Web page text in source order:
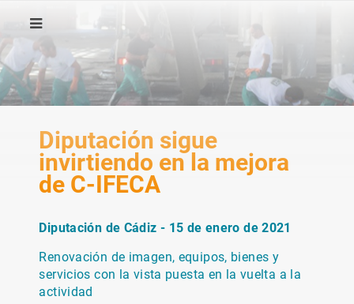
Diputación sigue
invirtiendo en la mejora
de C-IFECA
Diputación de Cádiz - 15 de enero de 2021
Renovación de imagen, equipos, bienes y
servicios con la vista puesta en la vuelta a la
actividad